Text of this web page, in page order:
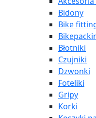
Bidony
Bike
Błotniki
Czujniki
Dzwonki
Foteliki
Gripy
Korki